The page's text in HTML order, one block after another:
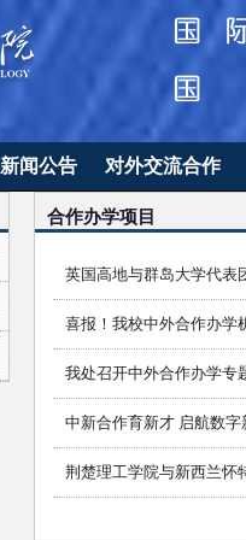
新闻公告
新闻动态
通知公告
对外交流合作
合作办学项目
教工留学研修
学生海外交流
合作办学项目
英国高地与群岛大学代表
喜报！我校中外合作办学
我处召开中外合作办学专
中新合作育新才 启航数
荆楚理工学院与新西兰怀